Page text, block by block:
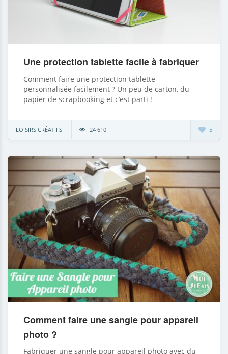
Une protection tablette facile à fabriquer
Comment faire une protection tablette
personnalisée facilement ? Un peu de carton, du
papier de scrapbooking et c’est parti !
LOISIRS CRÉATIFS 24 610 5
Comment faire une sangle pour appareil
photo ?
Fabriquer une sangle pour appareil photo avec du